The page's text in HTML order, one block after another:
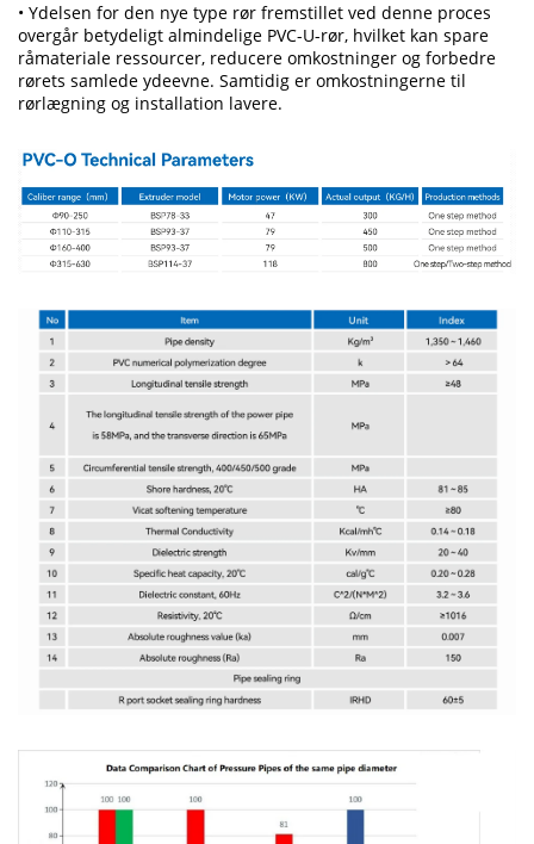
• Ydelsen for den nye type rør fremstillet ved denne proces
overgår betydeligt almindelige PVC-U-rør, hvilket kan spare
råmateriale ressourcer, reducere omkostninger og forbedre
rørets samlede ydeevne. Samtidig er omkostningerne til
rørlægning og installation lavere.